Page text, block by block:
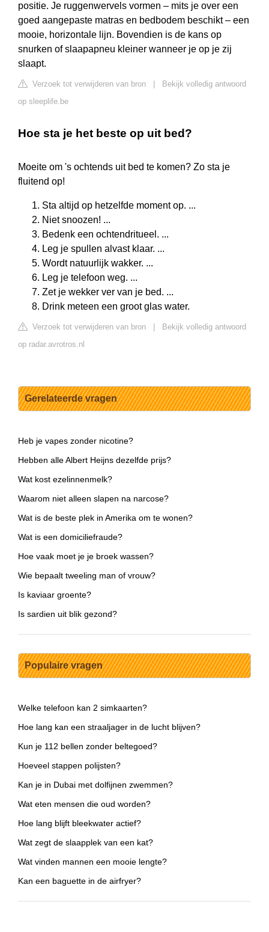
positie. Je ruggenwervels vormen – mits je over een
goed aangepaste matras en bedbodem beschikt – een
mooie, horizontale lijn. Bovendien is de kans op
snurken of slaapapneu kleiner wanneer je op je zij
slaapt.
Verzoek tot verwijderen van bron
Bekijk volledig antwoord
op sleeplife.be
Hoe sta je het beste op uit bed?
Moeite om 's ochtends uit bed te komen? Zo sta je
fluitend op!
Sta altijd op hetzelfde moment op. ...
Niet snoozen! ...
Bedenk een ochtendritueel. ...
Leg je spullen alvast klaar. ...
Wordt natuurlijk wakker. ...
Leg je telefoon weg. ...
Zet je wekker ver van je bed. ...
Drink meteen een groot glas water.
Verzoek tot verwijderen van bron
Bekijk volledig antwoord
op radar.avrotros.nl
Gerelateerde vragen
Heb je vapes zonder nicotine?
Hebben alle Albert Heijns dezelfde prijs?
Wat kost ezelinnenmelk?
Waarom niet alleen slapen na narcose?
Wat is de beste plek in Amerika om te wonen?
Wat is een domiciliefraude?
Hoe vaak moet je je broek wassen?
Wie bepaalt tweeling man of vrouw?
Is kaviaar groente?
Is sardien uit blik gezond?
Populaire vragen
Welke telefoon kan 2 simkaarten?
Hoe lang kan een straaljager in de lucht blijven?
Kun je 112 bellen zonder beltegoed?
Hoeveel stappen polijsten?
Kan je in Dubai met dolfijnen zwemmen?
Wat eten mensen die oud worden?
Hoe lang blijft bleekwater actief?
Wat zegt de slaapplek van een kat?
Wat vinden mannen een mooie lengte?
Kan een baguette in de airfryer?